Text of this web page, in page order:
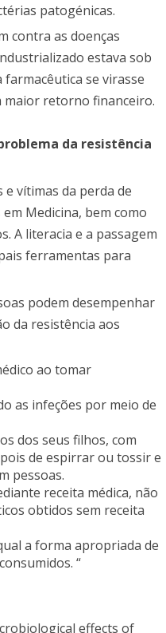
patogénicas.
contra as doenças
estava sob
se virasse
maior retorno financeiro.
da resistência
vítimas da perda de
Medicina, bem como
A literacia e a passagem
ferramentas para
podem desempenhar
da resistência aos
ao tomar
as infeções por meio de
dos seus filhos, com
de espirrar ou tossir e
pessoas.
receita médica, não
obtidos sem receita
a forma apropriada de
“
effects of